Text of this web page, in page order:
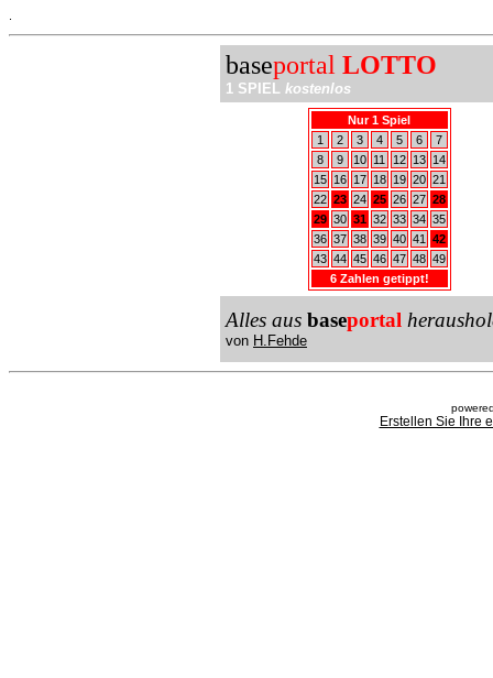
baseportal LOTTO
1 SPIEL kostenlos
Nur 1 Spiel
1
2 3 4 5 6
7
8
9 10 11 12 13
14
15
16 17 18 19 20 21
22 23 24 25 26 27 28
29 30 31 32 33 34 35
36 37 38 39 40 41
42
43 44 45 46 47 48 49
6 Zahlen getippt!
Alles aus baseportal
von H.Fehde
Erstellen Sie Ihre